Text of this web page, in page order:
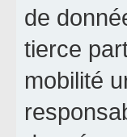
de
tierce
mobilité